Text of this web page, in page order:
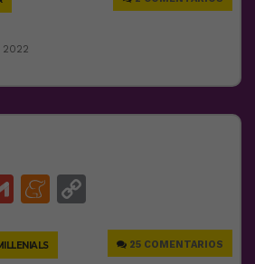
2022
GmailMeneame
25 COMENTARIOS